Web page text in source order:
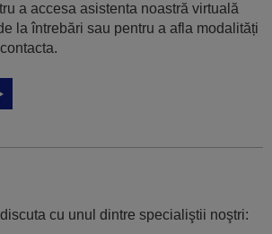
a accesa asistenta noastră virtuală
la întrebări sau pentru a afla modalități
cu unul dintre specialiştii noştri: